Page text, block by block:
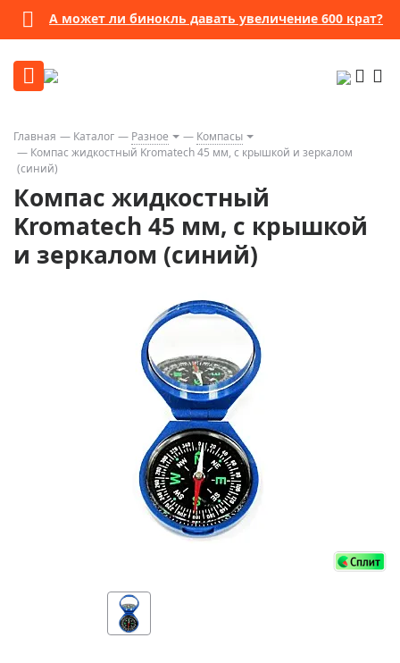
А может ли бинокль давать увеличение 600 крат?
Главная Каталог Разное
Компасы
Компас жидкостный Kromatech 45 мм, с крышкой и зеркалом
(синий)
Компас жидкостный
Kromatech 45 мм, с крышкой
и зеркалом (синий)